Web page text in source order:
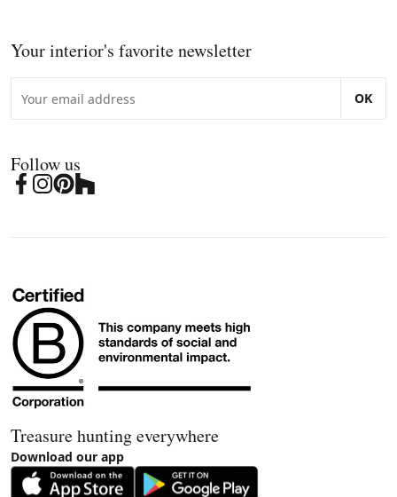
Your interior's favorite newsletter
OK
Follow us
Treasure hunting everywhere
Download our app